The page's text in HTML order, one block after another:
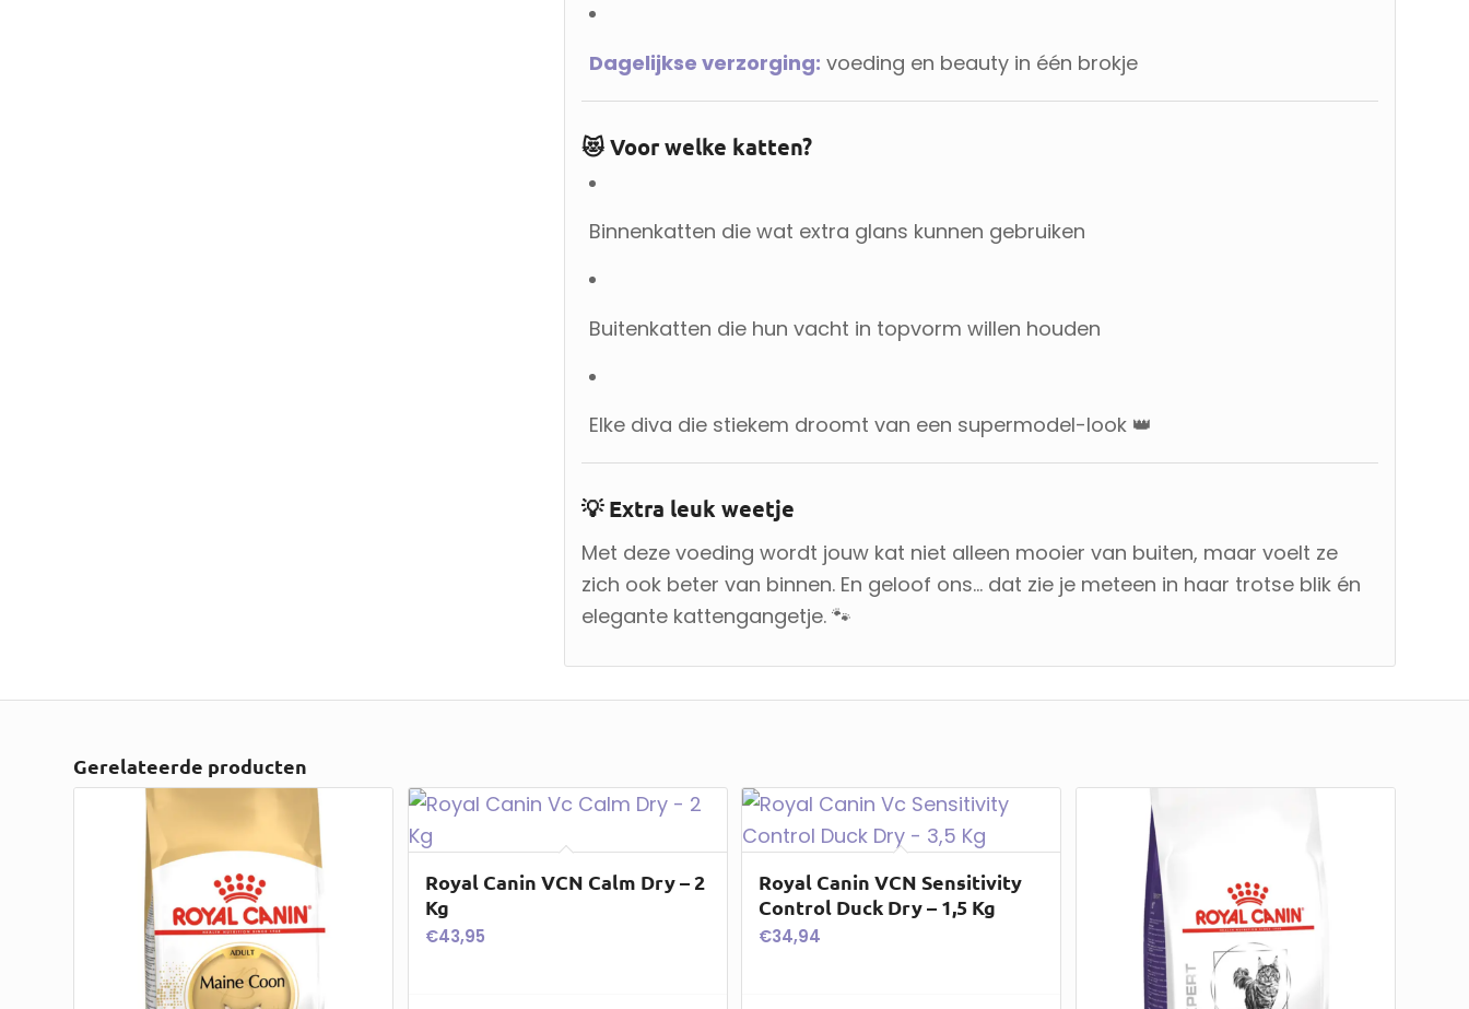
Dagelijkse verzorging: voeding en beauty in één brokje
😻 Voor welke katten?
Binnenkatten die wat extra glans kunnen gebruiken
Buitenkatten die hun vacht in topvorm willen houden
Elke diva die stiekem droomt van een supermodel-look 👑
💡 Extra leuk weetje
Met deze voeding wordt jouw kat niet alleen mooier van buiten, maar voelt ze
zich ook beter van binnen. En geloof ons… dat zie je meteen in haar trotse blik én
elegante kattengangetje. 🐾
Gerelateerde producten
Royal Canin VCN Calm Dry – 2
Kg
€43,95
Royal Canin VCN Sensitivity
Control Duck Dry – 1,5 Kg
€34,94